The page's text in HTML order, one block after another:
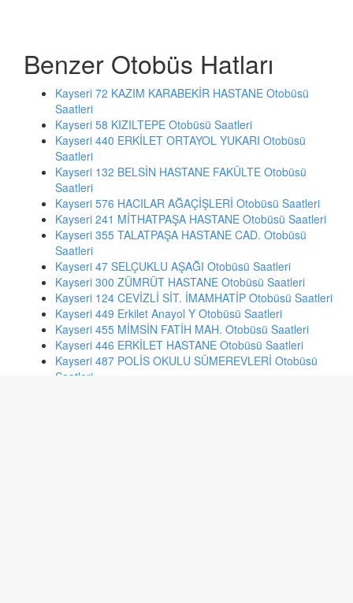
Benzer Otobüs Hatları
Kayseri 72 KAZIM KARABEKİR HASTANE Otobüsü
Saatleri
Kayseri 58 KIZILTEPE Otobüsü Saatleri
Kayseri 440 ERKİLET ORTAYOL YUKARI Otobüsü
Saatleri
Kayseri 132 BELSİN HASTANE FAKÜLTE Otobüsü
Saatleri
Kayseri 576 HACILAR AĞAÇİŞLERİ Otobüsü Saatleri
Kayseri 241 MİTHATPAŞA HASTANE Otobüsü Saatleri
Kayseri 355 TALATPAŞA HASTANE CAD. Otobüsü
Saatleri
Kayseri 47 SELÇUKLU AŞAĞI Otobüsü Saatleri
Kayseri 300 ZÜMRÜT HASTANE Otobüsü Saatleri
Kayseri 124 CEVİZLİ SİT. İMAMHATİP Otobüsü Saatleri
Kayseri 449 Erkilet Anayol Y Otobüsü Saatleri
Kayseri 455 MİMSİN FATİH MAH. Otobüsü Saatleri
Kayseri 446 ERKİLET HASTANE Otobüsü Saatleri
Kayseri 487 POLİS OKULU SÜMEREVLERİ Otobüsü
Saatleri